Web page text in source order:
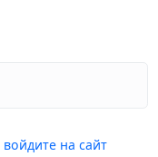
войдите на сайт